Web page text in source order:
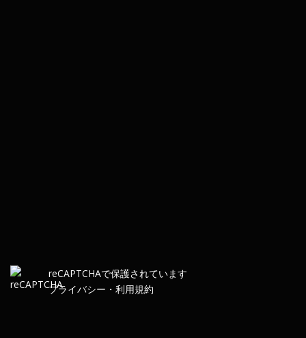
reCAPTCHAで保護されています
プライバシー ・ 利用規約